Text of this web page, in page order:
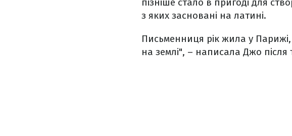
з яких засновані на латині.
Письменниця рік жила у
на землі", – написала Джо після